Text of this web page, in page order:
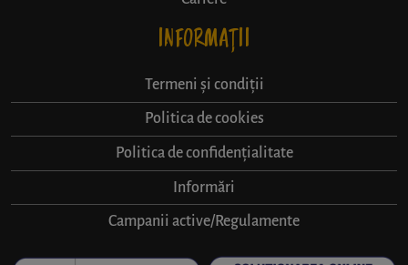
INFORMAȚII
Termeni și condiții
Politica de cookies
Politica de confidențialitate
Informări
Campanii active/Regulamente